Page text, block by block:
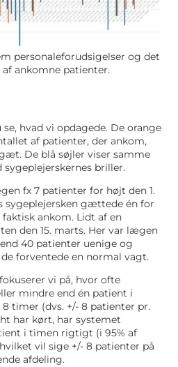
personaleforudsigelser og det
ankomne patienter.
hvad vi opdagede. De orange
af patienter, der ankom,
De blå søjler viser samme
briller.
fx 7 patienter for højt den 1.
sygeplejersken gættede én for
ankom. Lidt af en
den 15. marts. Her var lægen
40 patienter uenige og
forventede en normal vagt.
vi på, hvor ofte
mindre end én patient i
timer (dvs. +/- 8 patienter pr.
har kørt, har systemet
i timen rigtigt (i 95% af
vil sige +/- 8 patienter på
afdeling.